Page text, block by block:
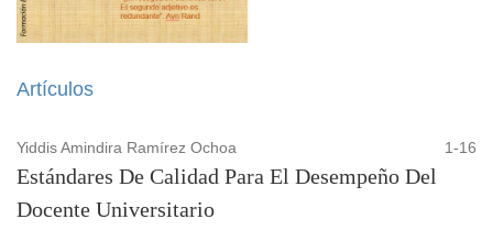
Artículos
Yiddis Amindira Ramírez Ochoa 1-16
Estándares De Calidad Para El Desempeño Del
Docente Universitario